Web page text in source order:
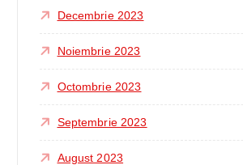
Decembrie 2023
Noiembrie 2023
Octombrie 2023
Septembrie 2023
August 2023